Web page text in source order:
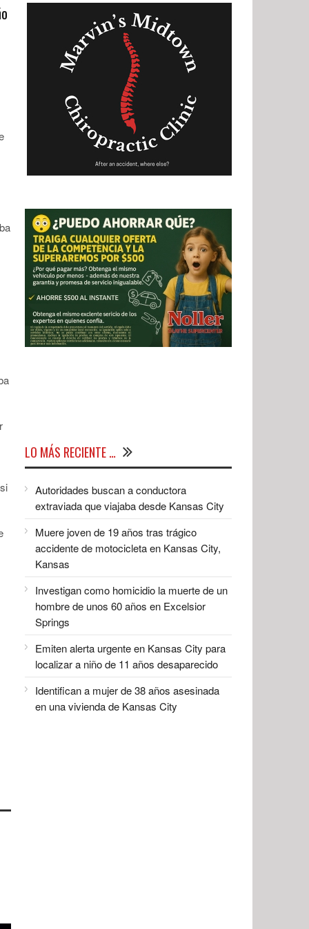
LO MÁS RECIENTE …
Autoridades buscan a conductora
extraviada que viajaba desde Kansas City
Muere joven de 19 años tras trágico
accidente de motocicleta en Kansas City,
Kansas
Investigan como homicidio la muerte de un
hombre de unos 60 años en Excelsior
Springs
Emiten alerta urgente en Kansas City para
localizar a niño de 11 años desaparecido
Identifican a mujer de 38 años asesinada
en una vivienda de Kansas City